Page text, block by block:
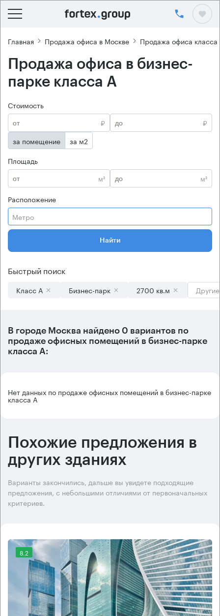
Главная Продажа офиса в Москве Продажа офиса класса
Продажа офиса в бизнес-
парке класса А
Стоимость
₽
₽
за помещение
за м2
Площадь
м²
м²
Расположение
Метро
Найти
Быстрый поиск
Класс А Бизнес-парк 2700 кв.м
В городе Москва найдено 0 вариантов по
продаже офисных помещений в бизнес-парке
класса А:
Нет данных по продаже офисных помещений в бизнес-парке
класса А
Похожие предложения в
других зданиях
Варианты закончились, дальше вы увидете подходящие
предложения, с небольшими отличиями от первоначальных
критериев.
8.2